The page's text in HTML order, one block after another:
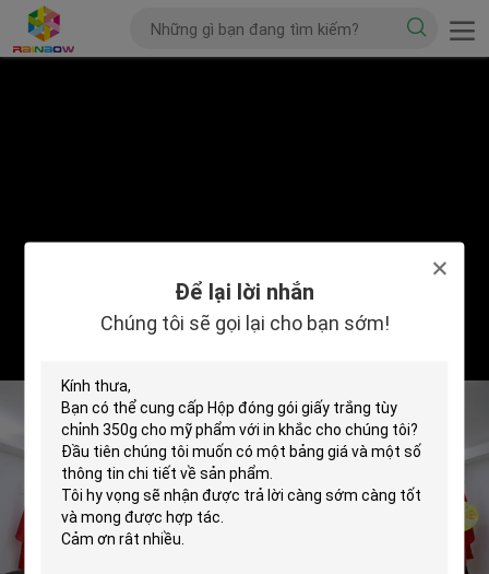
Để lại lời nhắn
Chúng tôi sẽ gọi lại cho bạn sớm!